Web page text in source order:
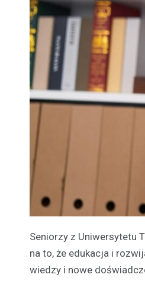
Seniorzy z Uniwersytetu
na to, że edukacja i
wiedzy i nowe